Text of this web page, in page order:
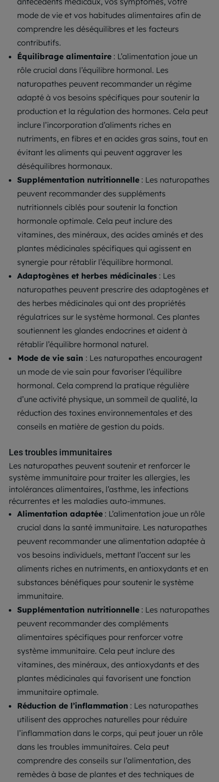
mode de vie et vos habitudes alimentaires afin de
comprendre les déséquilibres et les facteurs
contributifs.
Équilibrage alimentaire : L’alimentation joue un
rôle crucial dans l’équilibre hormonal. Les
naturopathes peuvent recommander un régime
adapté à vos besoins spécifiques pour soutenir la
production et la régulation des hormones. Cela peut
inclure l’incorporation d’aliments riches en
nutriments, en fibres et en acides gras sains, tout en
évitant les aliments qui peuvent aggraver les
déséquilibres hormonaux.
Supplémentation nutritionnelle : Les naturopathes
peuvent recommander des suppléments
nutritionnels ciblés pour soutenir la fonction
hormonale optimale. Cela peut inclure des
vitamines, des minéraux, des acides aminés et des
plantes médicinales spécifiques qui agissent en
synergie pour rétablir l’équilibre hormonal.
Adaptogènes et herbes médicinales : Les
naturopathes peuvent prescrire des adaptogènes et
des herbes médicinales qui ont des propriétés
régulatrices sur le système hormonal. Ces plantes
soutiennent les glandes endocrines et aident à
rétablir l’équilibre hormonal naturel.
Mode de vie sain : Les naturopathes encouragent
un mode de vie sain pour favoriser l’équilibre
hormonal. Cela comprend la pratique régulière
d’une activité physique, un sommeil de qualité, la
réduction des toxines environnementales et des
conseils en matière de gestion du poids.
Les troubles immunitaires
Les naturopathes peuvent soutenir et renforcer le
système immunitaire pour traiter les allergies, les
intolérances alimentaires, l’asthme, les infections
récurrentes et les maladies auto-immunes.
Alimentation adaptée : L’alimentation joue un rôle
crucial dans la santé immunitaire. Les naturopathes
peuvent recommander une alimentation adaptée à
vos besoins individuels, mettant l’accent sur les
aliments riches en nutriments, en antioxydants et en
substances bénéfiques pour soutenir le système
immunitaire.
Supplémentation nutritionnelle : Les naturopathes
peuvent recommander des compléments
alimentaires spécifiques pour renforcer votre
système immunitaire. Cela peut inclure des
vitamines, des minéraux, des antioxydants et des
plantes médicinales qui favorisent une fonction
immunitaire optimale.
Réduction de l’inflammation : Les naturopathes
utilisent des approches naturelles pour réduire
l’inflammation dans le corps, qui peut jouer un rôle
dans les troubles immunitaires. Cela peut
comprendre des conseils sur l’alimentation, des
remèdes à base de plantes et des techniques de